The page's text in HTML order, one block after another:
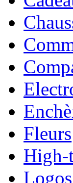
Fleurs
High-